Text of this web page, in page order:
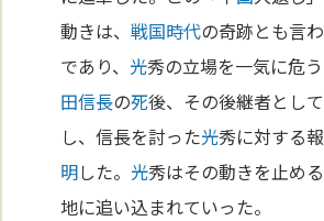
動きは、戦国時代の奇跡とも言
であり、 光秀の立場を一気に危
田信長の死後、その後継者とし
し、信長を討った光秀に対する
明した。 光秀はその動きを止め
地に追い込まれていった。